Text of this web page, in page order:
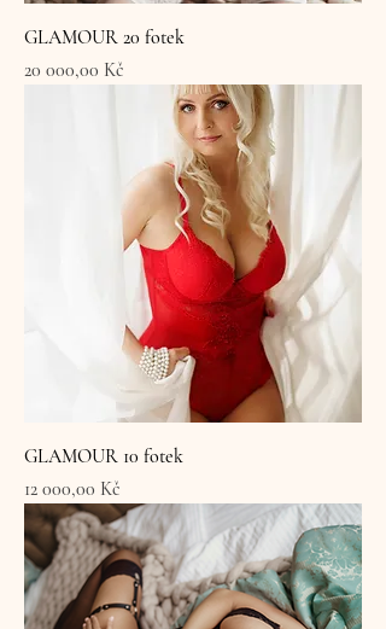
GLAMOUR 20 fotek
Cena
20 000,00 Kč
GLAMOUR 10 fotek
Cena
12 000,00 Kč